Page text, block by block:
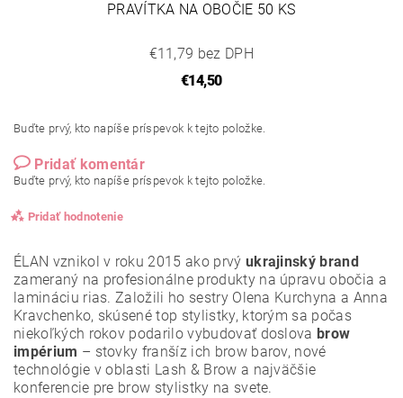
PRAVÍTKA NA OBOČIE 50 KS
€11,79 bez DPH
€14,50
Buďte prvý, kto napíše príspevok k tejto položke.
Pridať komentár
Buďte prvý, kto napíše príspevok k tejto položke.
Pridať hodnotenie
ÉLAN vznikol v roku 2015 ako prvý ukrajinský brand
zameraný na profesionálne produkty na úpravu obočia a
lamináciu rias. Založili ho sestry Olena Kurchyna a Anna
Kravchenko, skúsené top stylistky, ktorým sa počas
niekoľkých rokov podarilo vybudovať doslovabrow
impérium – stovky franšíz ich brow barov, nové
technológie v oblasti Lash & Brow a najväčšie
konferencie pre brow stylistky na svete.